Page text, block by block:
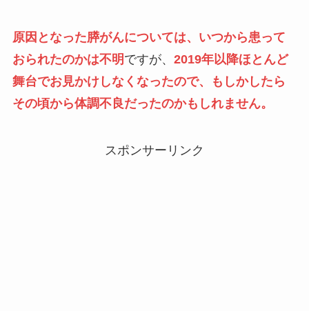
原因となった膵がんについては、いつから患って
おられたのかは不明 ですが、 2019年以降ほとんど
舞台でお見かけしなくなったので、もしかしたら
その頃から体調不良だったのかもしれません。
スポンサーリンク